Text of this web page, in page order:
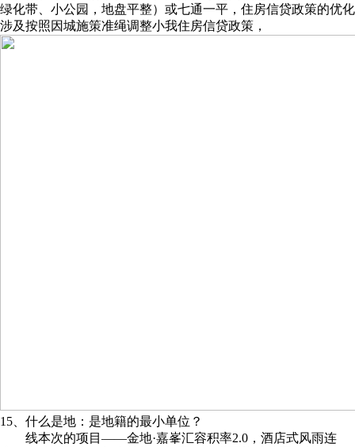
绿化带、小公园，地盘平整）或七通一平，住房信贷政策的优化‌
涉及按照因城施策准绳调整小我住房信贷政策，
15、什么是地：是地籍的最小单位？
线本次的项目——金地·嘉峯汇容积率2.0，酒店式风雨连